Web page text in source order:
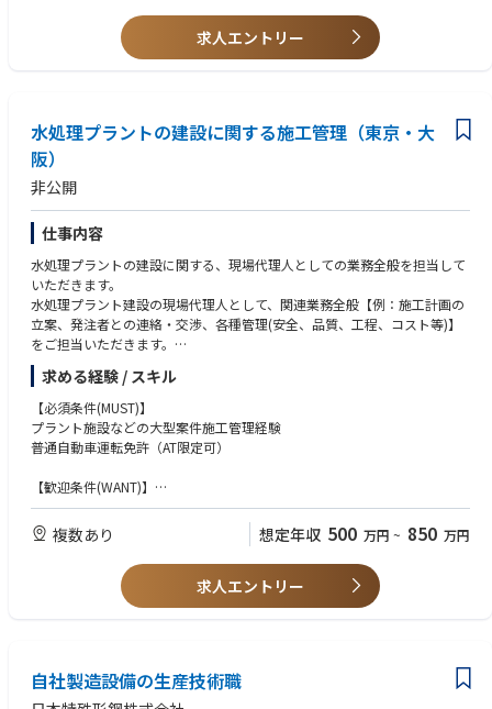
（2）成長性：経済産業省より、今後の地域経済を牽引することが期待さ
れる企業「地域未来牽引企業」 として指定を受けています。また、今後拡
す。
（4）技術力：特許活用優良企業表彰を受けており、特許取得22件、出願
中4件、内6件は海外延べ22ヵ国で特許取得しています。
【再生可能エネルギー】
太陽光発電システム、バイオマス発電システム、風力発電システムとい
計画段階から積極的にサポートすることで多くのお客様より厚い信頼を
得ています。
【省エネルギーシステム】
工場や事業所に向けて省エネルギー・環境対策の観点から、コージェネ
レーションシステムや燃料転換システムなど、
エネルギー改善に向けたあらゆる設備を提案、施工する事業です。
エネルギー安定供給にも貢献し、お客様からは無くてはならないシステ
ムとして評価いただいています。
コージェネレーションシステムは設立来1,400基以上導入
実績一覧：https://www.tess-eng.co.jp/case/
求人エントリー
水処理プラントの建設に関する施工管理（東京・大
阪）
非公開
仕事内容
水処理プラントの建設に関する、現場代理人としての業務全般を担当して
いただきます。
水処理プラント建設の現場代理人として、関連業務全般【例：施工計画の
立案、発注者との連絡・交渉、各種管理(安全、品質、工程、コスト等)】
をご担当いただきます。
本ポジションのミッションは、発注者・社内の関連部署・協力会社と連携
を図り、案件全体に対してQCDSのバランスを取りながら客先の満足でき
る設備を完成させ、納入業務を行うことです。
【見積・受注業務】
・業者見積内容確認
・工事計画：工事基本計画、仮設計画、搬入計画の作成
【施工中】
求める経験 / スキル
【必須条件(MUST)】
プラント施設などの大型案件施工管理経験
普通自動車運転免許（AT限定可）
【歓迎条件(WANT)】
・水処理プラント（上下水処理場、排水処理プラント等） 大型工事 関連
の現場代理人経験
・監理技術者（ 機械器具設置工事 ）有資格者
・1級 管工事 施工管理技士
・1級 土木 施工管理技士
・工事経歴書を提出できる方（体裁不問、コリンズは尚可）
複数あり 想定年収 500 万円 ~ 850 万円
求人エントリー
自社製造設備の生産技術職